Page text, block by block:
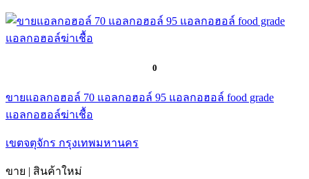
0
ขายแอลกอฮอล์ 70 แอลกอฮอล์ 95 แอลกอฮอล์ food grade
แอลกอฮอล์ฆ่าเชื้อ
เขตจตุจักร กรุงเทพมหานคร
ขาย | สินค้าใหม่